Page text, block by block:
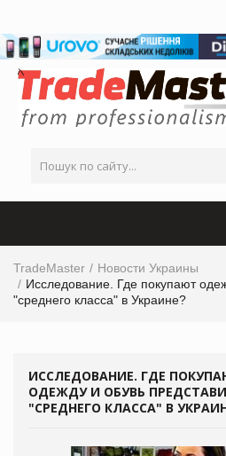
TradeMaster
Новости Украины
Исследование. Где покупают
"среднего класса" в Украине?
ИССЛЕДОВАНИЕ. ГДЕ
ОДЕЖДУ И ОБУВЬ
"СРЕДНЕГО КЛАССА" В